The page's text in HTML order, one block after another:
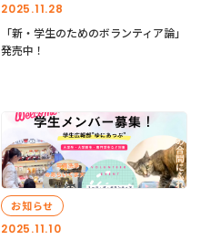
2025.11.28
「新・学生のためのボランティア論」
発売中！
2025.11.10
お知らせ